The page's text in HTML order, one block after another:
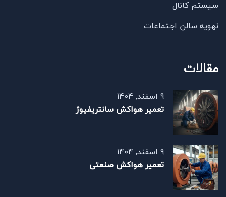
سیستم کانال
تهویه سالن اجتماعات
مقالات
9 اسفند, 1404
تعمیر هواکش سانتریفیوژ
9 اسفند, 1404
تعمیر هواکش صنعتی